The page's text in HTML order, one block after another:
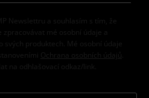
Newslettru a souhlasím s tím, že
zpracovávat mé osobní údaje a
produktech. Mé osobní údaje
Ochrana osobních údajů
na odhlašovací odkaz/link.